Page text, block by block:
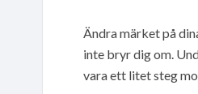
Ändra märket på
inte bryr dig om.
vara ett litet steg